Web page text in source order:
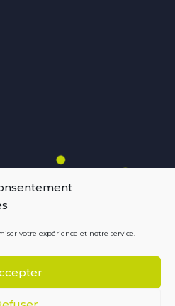
votre expérience et notre service.